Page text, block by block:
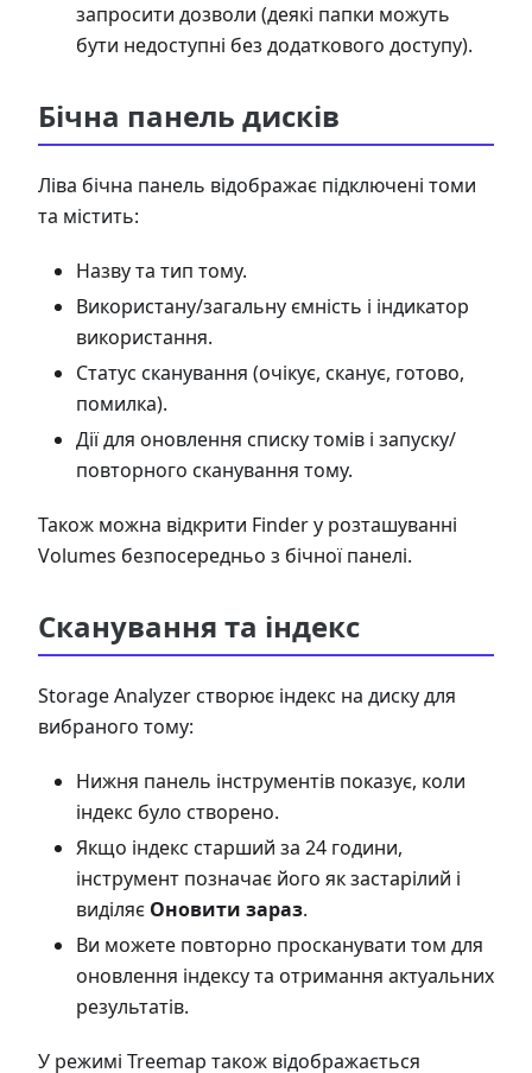
запросити дозволи (деякі папки можуть
бути недоступні без додаткового доступу).
Бічна панель дисків
Ліва бічна панель відображає підключені томи
та містить:
Назву та тип тому.
Використану/загальну ємність і індикатор
використання.
Статус сканування (очікує, сканує, готово,
помилка).
Дії для оновлення списку томів і запуску/
повторного сканування тому.
Також можна відкрити Finder у розташуванні
Volumes безпосередньо з бічної панелі.
Сканування та індекс
Storage Analyzer створює індекс на диску для
вибраного тому:
Нижня панель інструментів показує, коли
індекс було створено.
Якщо індекс старший за 24 години,
інструмент позначає його як застарілий і
виділяє Оновити зараз.
Ви можете повторно просканувати том для
оновлення індексу та отримання актуальних
результатів.
У режимі Treemap також відображається